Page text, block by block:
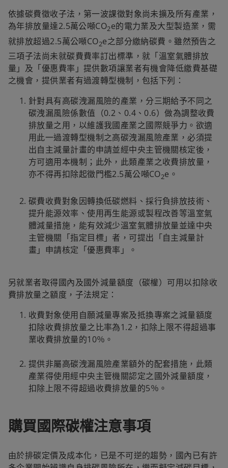
依據碳費徵收子法，第一波課徵對象尚未擴及所有產業，
為年排放量達2.5萬公噸CO2e的電力業及大型製造業，需
就排放超過2.5萬公噸CO2e之部分繳納碳費。雖然預告之
三項子法尚未就碳費費率訂出標準，就「溫室氣體排放
量」及「優惠費率」提供數項讓業者有機會降低繳費基礎
之機會，提供業者有過渡轉型機制，包括下列：
針對具有高碳洩漏風險的產業，分三期給予不同之
碳洩漏風險係數值（0.2、0.4、0.6）做為調整收費
排放量之用，以維護我國產業之國際競爭力。欲適
用此一過渡轉型機制之高碳洩漏風險產業，必須提
出自主減量計畫的申請並經中央主管機關核定後，
方可適用本機制；此外，此類產業之收費排放量，
亦不得再扣除起徵門檻2.5萬公噸CO2e。
碳費收費對象因轉換低碳燃料、採行負排放技術、
提升能源效率、使用再生能源或製程改善等溫室氣
體減量措施，能有效減少溫室氣體排放量並達中央
主管機關「指定目標」者，可提出「自主減量計
畫」申請核定「優惠費率」。
另就業者取得國內及國外減量額度（碳權）可用以扣除收
費排放量之額度，子法規定：
收費對象使用自願減量專案及抵換專案之減量額度
扣除收費排放量之比率為1.2，扣除上限不得超過事
業收費排放量的10％。
提供非屬高碳洩漏風險產業額外的配套措施，此類
產業得使用經中央主管機關認定之國外減量額度，
扣除上限不得超過收費排放量的5％。
購買國際碳權注意事項
由於排碳定價及成本化，已是不可逆的趨勢，國內已有許